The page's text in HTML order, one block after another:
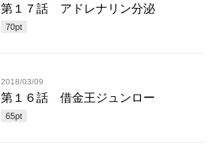
第１７話 アドレナリン分泌
70pt
2018/03/09
第１６話 借金王ジュンロー
65pt